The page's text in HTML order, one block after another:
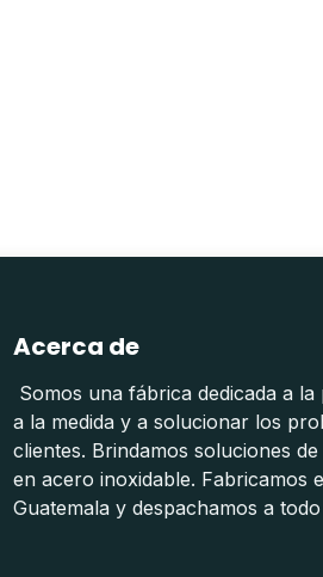
Acerca de
Somos una fábrica dedicada a
a la medida y a solucionar los
clientes. Brindamos soluciones
en acero inoxidable. Fabricamos
Guatemala y despachamos a